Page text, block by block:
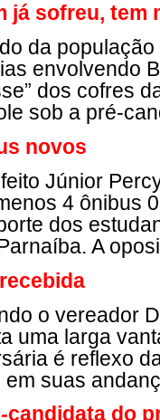
já sofreu, tem
da
envolvendo
dos cofres
sob a pré-
novos
Júnior
4 ônibus
dos
A
o vereador
uma larga
é reflexo
em suas
candidata do